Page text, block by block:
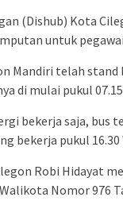
(Dishub) Kota
untuk
Mandiri telah
di mulai pukul 07.15
bekerja saja, bus
bekerja pukul 16.30
Robi Hidayat
Nomor 976